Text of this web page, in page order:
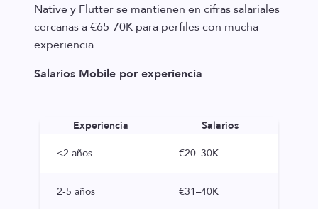
Native y Flutter se mantienen en cifras salariales
cercanas a €65-70K para perfiles con mucha
experiencia.
Salarios Mobile por experiencia
Experiencia Salarios
<2 años €20–30K
2-5 años €31–40K